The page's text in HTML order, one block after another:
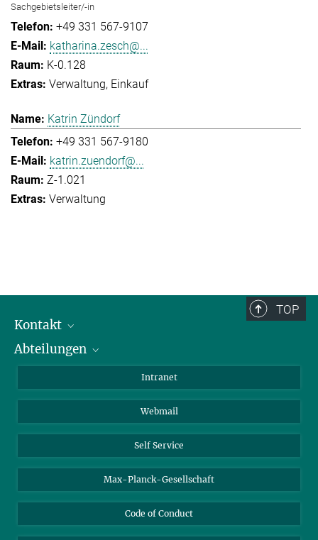
Sachgebietsleiter/-in
+49 331 567-9107
katharina.zesch@...
K-0.128
Verwaltung Einkauf
Katrin Zündorf
+49 331 567-9180
katrin.zuendorf@...
Z-1.021
Verwaltung
TOP
Kontakt
Mitarbeiterverzeichnis
Abteilungen
Biomolekulare Systeme
Kolloidchemie
Nachhaltige und Bio-inspirierte Materialien
Intranet
Webmail
Self Service
Max-Planck-Gesellschaft
Code of Conduct